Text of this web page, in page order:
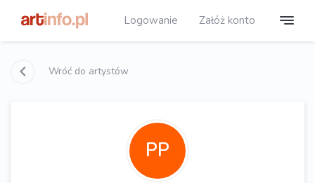
Logowanie Załóż konto
Wróć do artystów
PP